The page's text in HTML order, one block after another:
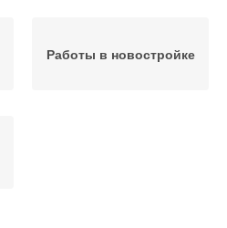
Работы в новостройке